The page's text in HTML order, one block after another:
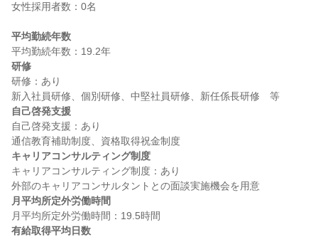
女性採用者数：0名
平均勤続年数
研修
研修：あり
自己啓発支援
自己啓発支援：あり
キャリアコンサルティング制度
キャリアコンサルティング制度：あり
月平均所定外労働時間
有給取得平均日数